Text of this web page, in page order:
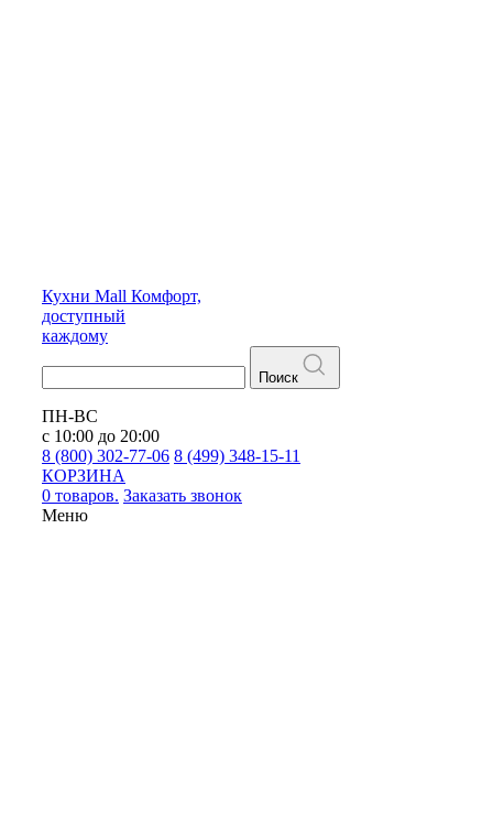
Кухни Mall Комфорт,
доступный
каждому
Поиск
ПН-ВС
с 10:00 до 20:00
8 (800) 302-77-06 8 (499) 348-15-11
КОРЗИНА
0 товаров. Заказать звонок
Меню